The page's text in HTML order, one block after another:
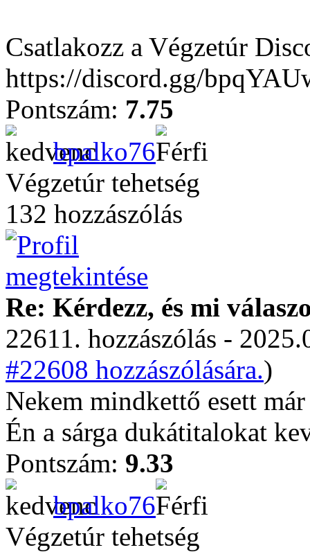
Csatlakozz a Végzetúr
https://discord.gg/
Pontszám: 7.75
bpalko76
Végzetúr tehetség
132 hozzászólás
Re: Kérdezz, és mi
22611. hozzászólás -
#22608 hozzászólására.)
Nekem mindkettő esett
Én a sárga dukátitalokat
Pontszám: 9.33
bpalko76
Végzetúr tehetség